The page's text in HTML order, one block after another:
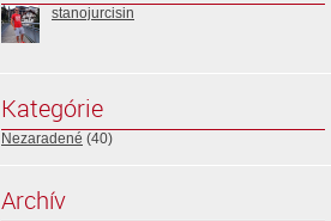
stanojurcisin
Kategórie
Nezaradené (40)
Archív